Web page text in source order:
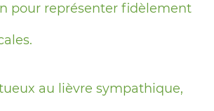
pour représenter fidèlement
au lièvre sympathique,